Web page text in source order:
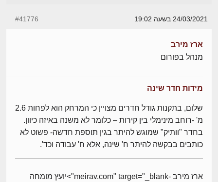
24/03/2021 בשעה 19:02 #41776
ארז מירב
מנהל בפורום
מידות חדר שינה
שלום, בתקנות גודל חדרים מצויין כי המרחק הוא לפחות 2.6
מ' -רוחב מינימלי בין קירות – כלומר לא משנה באיזה כיוון.
בחדר "וותיק" שמוגש להיתר בגין תוספת חדשה- פשוט לא
כותבים בבקשה להיתר ח' שינה, אלא ח' עבודה וכד'.
ארז מירב -meirav.com" target="_blank">יועץ מומחה